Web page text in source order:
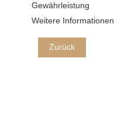
Gewährleistung
Weitere Informationen
Zurück